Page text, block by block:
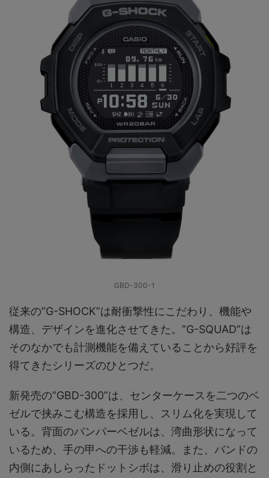
GBD-300-1
従来の”G-SHOCK”は耐衝撃性にこだわり、機能や
構造、デザインを進化させてきた。”G-SQUAD”は
そのなかでも計測機能を備えていることから好評を
得てきたシリーズのひとつだ。
新発売の”GBD-300”は、センターケースを二つのベ
ゼルで挟みこむ構造を採用し、スリム化を実現して
いる。背面のバンパーベゼルは、湾曲形状になって
いるため、手の甲への干渉も軽減。また、バンドの
内側にあしらったドットシボは、滑り止めの役割と